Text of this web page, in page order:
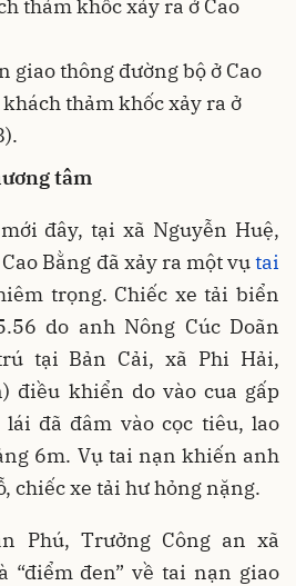
giao thông đường bộ ở Cao
thảm khốc xảy ra ở
tâm
đây, tại xã Nguyễn Huệ,
Bằng đã xảy ra một vụtai
trọng. Chiếc xe tải biển
do anh Nông Cúc Doãn
tại Bản Cải, xã Phi Hải,
điều khiển do vào cua gấp
đã đâm vào cọc tiêu, lao
6m. Vụ tai nạn khiến anh
chiếc xe tải hư hỏng nặng.
Phú, Trưởng Công an xã
“điểm đen” về tai nạn giao